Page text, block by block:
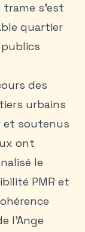
s’est
quartier
des
urbains
et soutenus
ont
le
PMR et
l’Ange